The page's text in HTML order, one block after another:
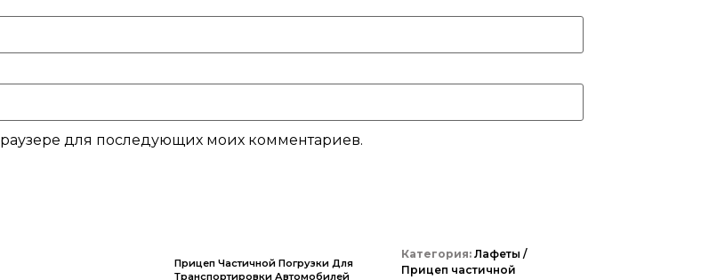
для последующих моих комментариев.
Прицеп Частичной Погрузки Для
Транспортировки Автомобилей
Категория: Лафеты /
Прицеп частичной